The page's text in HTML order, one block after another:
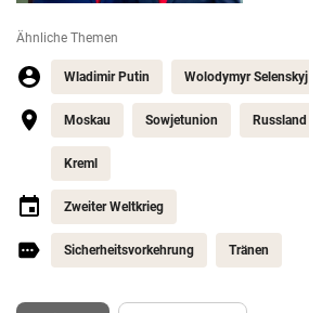
Ähnliche Themen
Wladimir Putin Wolodymyr Selenskyj
Moskau Sowjetunion Russland
Kreml
Zweiter Weltkrieg
Sicherheitsvorkehrung Tränen